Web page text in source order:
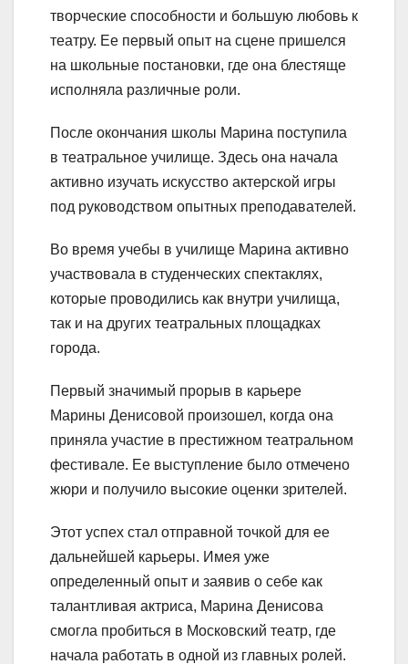
творческие способности и большую любовь к
театру. Ее первый опыт на сцене пришелся
на школьные постановки, где она блестяще
исполняла различные роли.
После окончания школы Марина поступила
в театральное училище. Здесь она начала
активно изучать искусство актерской игры
под руководством опытных преподавателей.
Во время учебы в училище Марина активно
участвовала в студенческих спектаклях,
которые проводились как внутри училища,
так и на других театральных площадках
города.
Первый значимый прорыв в карьере
Марины Денисовой произошел, когда она
приняла участие в престижном театральном
фестивале. Ее выступление было отмечено
жюри и получило высокие оценки зрителей.
Этот успех стал отправной точкой для ее
дальнейшей карьеры. Имея уже
определенный опыт и заявив о себе как
талантливая актриса, Марина Денисова
смогла пробиться в Московский театр, где
начала работать в одной из главных ролей.